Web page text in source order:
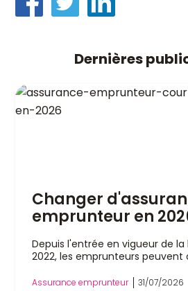
Dernières
Changer
emprunteur en
pourquoi un
indispensable
Depuis l'entrée en vigueur de la
2022, les emprunteurs peuvent
sans attendre la date
Assurance emprunteur 31/07/2026